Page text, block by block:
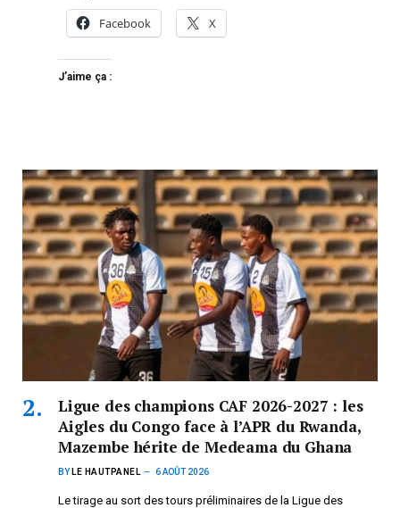
Facebook X
J’aime ça :
Ligue des champions CAF 2026-2027 : les
Aigles du Congo face à l’APR du Rwanda,
Mazembe hérite de Medeama du Ghana
BY LE HAUTPANEL 6 AOÛT 2026
Le tirage au sort des tours préliminaires de la Ligue des